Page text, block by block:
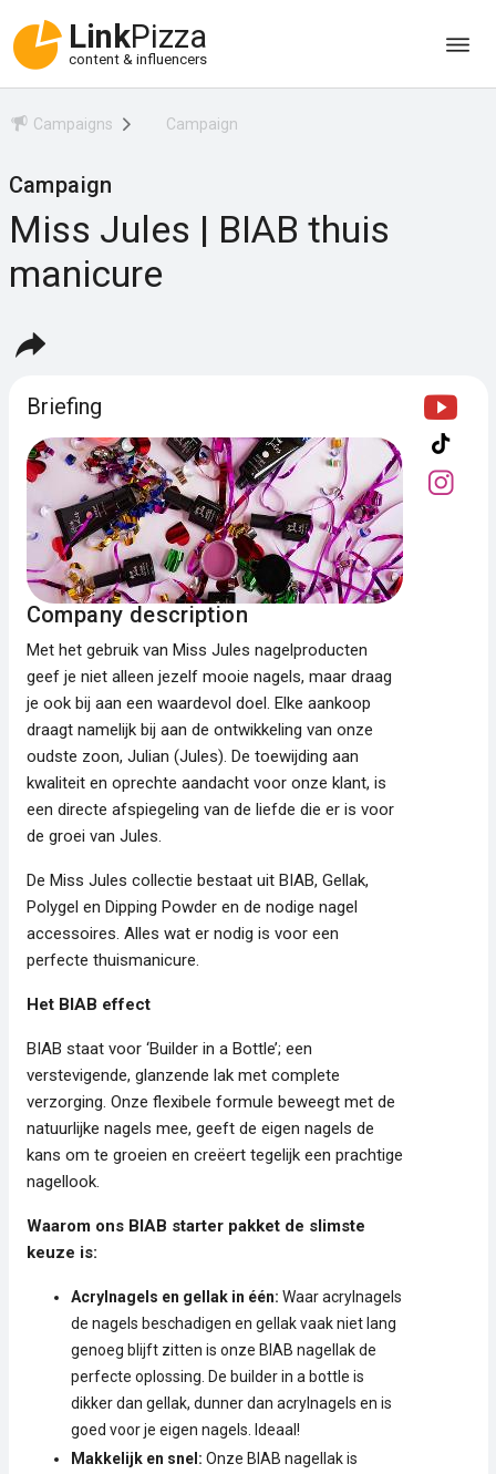
LinkPizza
content & influencers
Campaigns Campaign
Campaign
Miss Jules | BIAB thuis
manicure
Briefing
Company description
Met het gebruik van Miss Jules nagelproducten
geef je niet alleen jezelf mooie nagels, maar draag
je ook bij aan een waardevol doel. Elke aankoop
draagt namelijk bij aan de ontwikkeling van onze
oudste zoon, Julian (Jules). De toewijding aan
kwaliteit en oprechte aandacht voor onze klant, is
een directe afspiegeling van de liefde die er is voor
de groei van Jules.
De Miss Jules collectie bestaat uit BIAB, Gellak,
Polygel en Dipping Powder en de nodige nagel
accessoires. Alles wat er nodig is voor een
perfecte thuismanicure.
Het BIAB effect
BIAB staat voor ‘Builder in a Bottle’; een
verstevigende, glanzende lak met complete
verzorging. Onze flexibele formule beweegt met de
natuurlijke nagels mee, geeft de eigen nagels de
kans om te groeien en creëert tegelijk een prachtige
nagellook.
Waarom ons BIAB starter pakket de slimste
keuze is:
Acrylnagels en gellak in één: Waar acrylnagels
de nagels beschadigen en gellak vaak niet lang
genoeg blijft zitten is onze BIAB nagellak de
perfecte oplossing. De builder in a bottle is
dikker dan gellak, dunner dan acrylnagels en is
goed voor je eigen nagels. Ideaal!
Makkelijk en snel: Onze BIAB nagellak is